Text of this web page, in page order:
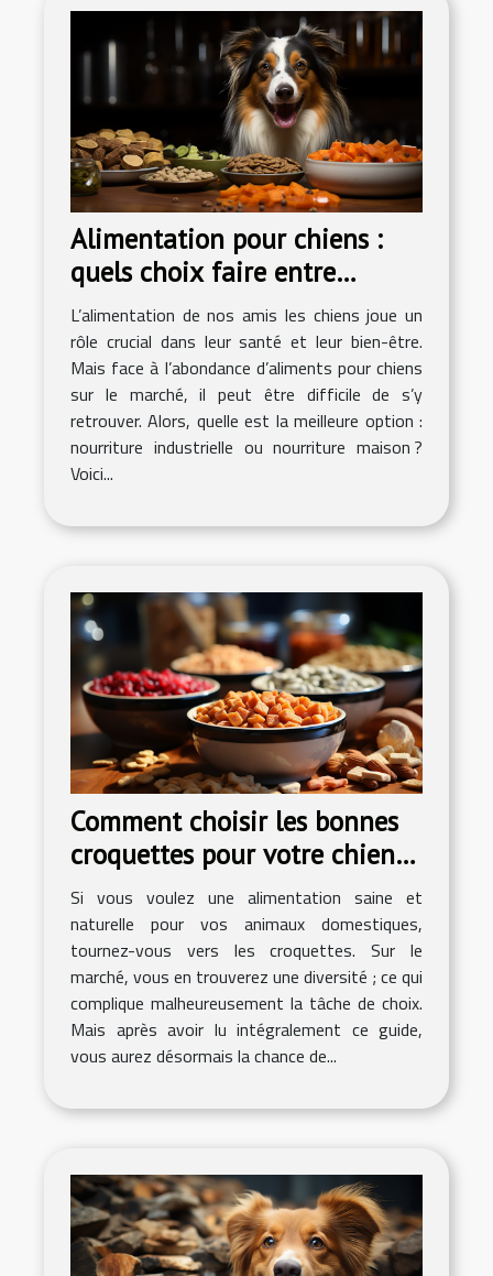
Alimentation pour chiens :
quels choix faire entre
nourritures industrielles ou
nourritures maison ?
L’alimentation de nos amis les chiens joue un
rôle crucial dans leur santé et leur bien-être.
Mais face à l’abondance d’aliments pour chiens
sur le marché, il peut être difficile de s’y
retrouver. Alors, quelle est la meilleure option :
nourriture industrielle ou nourriture maison ?
Voici...
Comment choisir les bonnes
croquettes pour votre chien
ou votre chat ?
Si vous voulez une alimentation saine et
naturelle pour vos animaux domestiques,
tournez-vous vers les croquettes. Sur le
marché, vous en trouverez une diversité ; ce qui
complique malheureusement la tâche de choix.
Mais après avoir lu intégralement ce guide,
vous aurez désormais la chance de...